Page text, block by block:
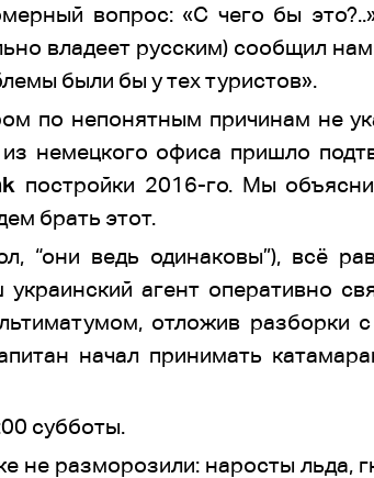
вопрос: «С чего бы
владеет русским) сообщил
были бы у тех туристов».
по непонятным причинам не
немецкого офиса пришло
постройки 2016-го. Мы
брать этот.
“они ведь одинаковы”), всё
агент оперативно
отложив разборки
начал принимать
субботы.
не разморозили: наросты льда,